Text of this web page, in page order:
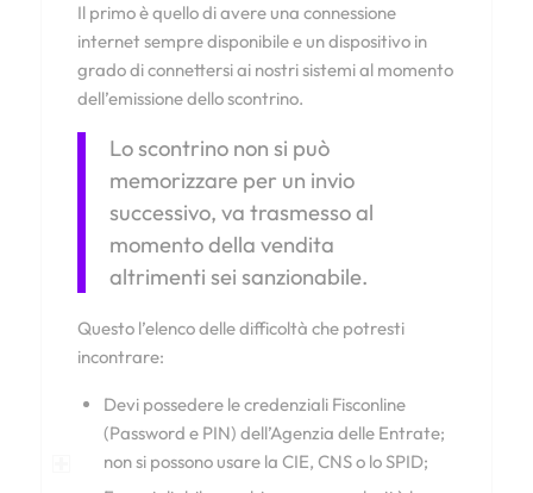
Il primo è quello di avere una connessione
internet sempre disponibile e un dispositivo in
grado di connettersi ai nostri sistemi al momento
dell’emissione dello scontrino.
Lo scontrino non si può
memorizzare per un invio
successivo, va trasmesso al
momento della vendita
altrimenti sei sanzionabile.
Questo l’elenco delle difficoltà che potresti
incontrare:
Devi possedere le credenziali Fisconline
(Password e PIN) dell’Agenzia delle Entrate;
non si possono usare la CIE, CNS o lo SPID;